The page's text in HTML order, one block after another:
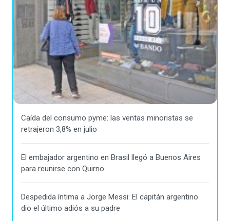
Caída del consumo pyme: las ventas minoristas se
retrajeron 3,8% en julio
El embajador argentino en Brasil llegó a Buenos Aires
para reunirse con Quirno
Despedida íntima a Jorge Messi: El capitán argentino
dio el último adiós a su padre